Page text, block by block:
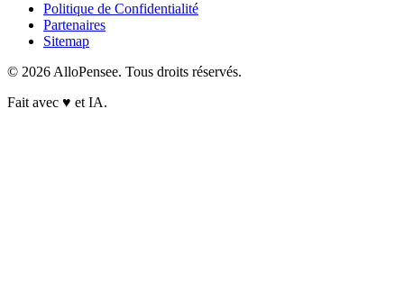
Politique de Confidentialité
Partenaires
Sitemap
© 2026 AlloPensee. Tous droits réservés.
Fait avec ♥ et IA.